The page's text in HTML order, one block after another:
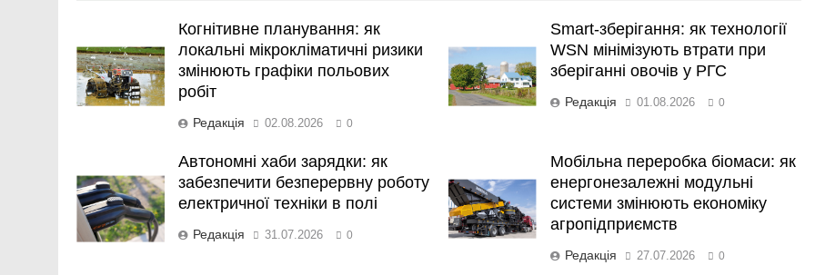
Когнітивне планування: як
локальні мікрокліматичні ризики
змінюють графіки польових
робіт
Редакція 02.08.2026 0
Smart-зберігання: як технології
WSN мінімізують втрати при
зберіганні овочів у РГС
Редакція 01.08.2026 0
Автономні хаби зарядки: як
забезпечити безперервну роботу
електричної техніки в полі
Редакція 31.07.2026 0
Мобільна переробка біомаси: як
енергонезалежні модульні
системи змінюють економіку
агропідприємств
Редакція 27.07.2026 0